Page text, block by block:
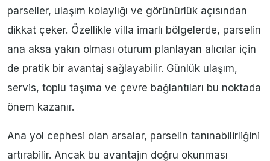
parseller, ulaşım kolaylığı ve görünürlük açısından
dikkat çeker. Özellikle villa imarlı bölgelerde, parselin
ana aksa yakın olması oturum planlayan alıcılar için
de pratik bir avantaj sağlayabilir. Günlük ulaşım,
servis, toplu taşıma ve çevre bağlantıları bu noktada
önem kazanır.
Ana yol cephesi olan arsalar, parselin tanınabilirliğini
artırabilir. Ancak bu avantajın doğru okunması